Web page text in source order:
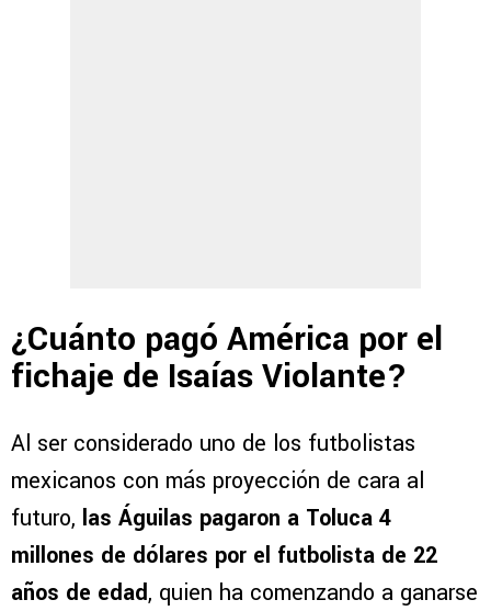
¿Cuánto pagó América por el
fichaje de Isaías Violante?
Al ser considerado uno de los futbolistas
mexicanos con más proyección de cara al
futuro, las Águilas pagaron a Toluca 4
millones de dólares por el futbolista de 22
años de edad, quien ha comenzando a ganarse